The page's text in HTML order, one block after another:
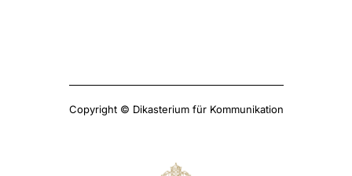
Copyright © Dikasterium für Kommunikation